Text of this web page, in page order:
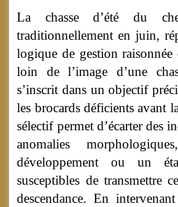
La chasse d’été du
traditionnellement en juin,
logique de gestion
loin de l’image d’une
s’inscrit dans un objectif
les brocards déficients avant
sélectif permet d’écarter des
anomalies
développement ou un
susceptibles de transmettre
descendance.En